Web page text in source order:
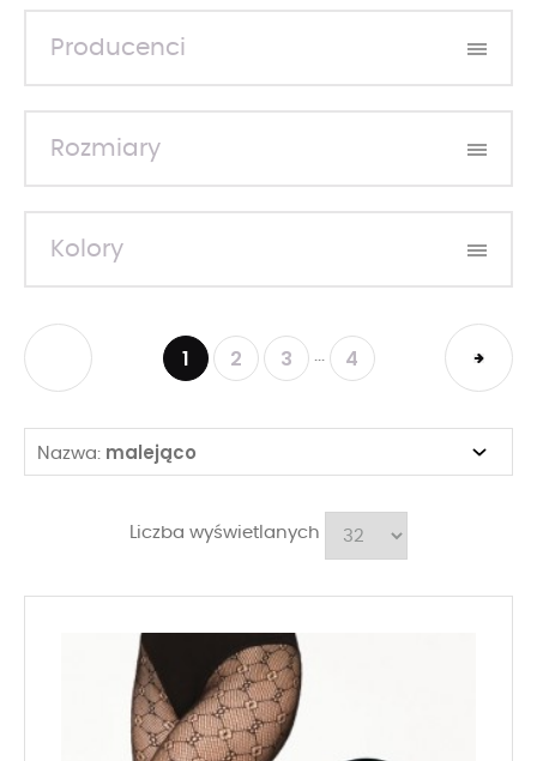
Producenci
Rozmiary
Kolory
1 2 3 4
Nazwa: malejąco
Liczba wyświetlanych